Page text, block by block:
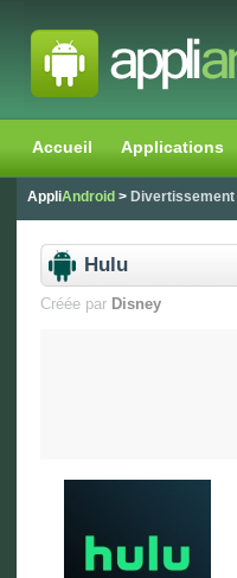
Accueil Applications
AppliAndroid > Divertissement
Hulu
Créée par Disney